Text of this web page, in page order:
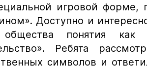
игровой форме,
Доступно и
понятия как
Ребята
символов и